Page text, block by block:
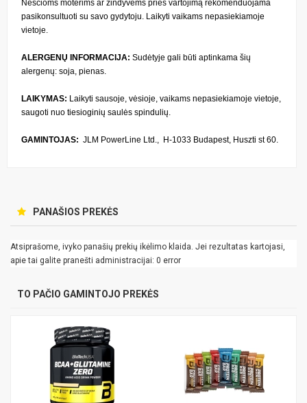
Nėščioms moterims ar žindyvėms prieš vartojimą rekomenduojama
pasikonsultuoti su savo gydytoju. Laikyti vaikams nepasiekiamoje
vietoje.
ALERGENŲ INFORMACIJA: Sudėtyje gali būti aptinkama šių
alergenų: soja, pienas.
LAIKYMAS: Laikyti sausoje, vėsioje, vaikams nepasiekiamoje vietoje,
saugoti nuo tiesioginių saulės spindulių.
GAMINTOJAS: JLM PowerLine Ltd., H-1033 Budapest, Huszti st 60.
PANAŠIOS PREKĖS
Atsiprašome, ivyko panašių prekių ikėlimo klaida. Jei rezultatas kartojasi,
apie tai galite pranešti administracijai: 0 error
TO PAČIO GAMINTOJO PREKĖS